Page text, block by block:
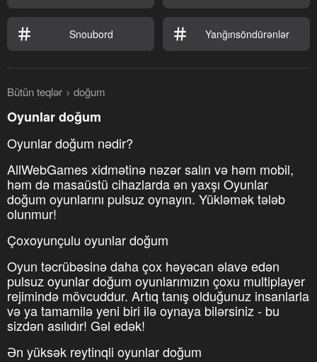
Snoubord Yanğınsöndürənlər
Bütün teqlər doğum
Oyunlar doğum
Oyunlar doğum nədir?
AllWebGames xidmətinə nəzər salın və həm mobil,
həm də masaüstü cihazlarda ən yaxşı Oyunlar
doğum oyunlarını pulsuz oynayın. Yükləmək tələb
olunmur!
Çoxoyunçulu oyunlar doğum
Oyun təcrübəsinə daha çox həyəcan əlavə edən
pulsuz oyunlar doğum oyunlarımızın çoxu multiplayer
rejimində mövcuddur. Artıq tanış olduğunuz insanlarla
və ya tamamilə yeni biri ilə oynaya bilərsiniz - bu
sizdən asılıdır! Gəl edək!
Ən yüksək reytinqli oyunlar doğum